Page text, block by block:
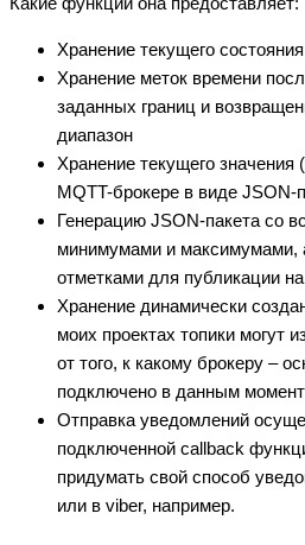
Хранение текущего
Хранение меток времени
заданных границ и
диапазон
Хранение текущего значения
MQTT-брокере в виде JSON-
Генерацию JSON-пакета со
минимумами и максимумами,
отметками для публикации
Хранение динамически
моих проектах топики могут
от того, к какому брокеру –
подключено в данным момент
Отправка уведомлений
подключенной callback
придумать свой способ
или в viber, например.